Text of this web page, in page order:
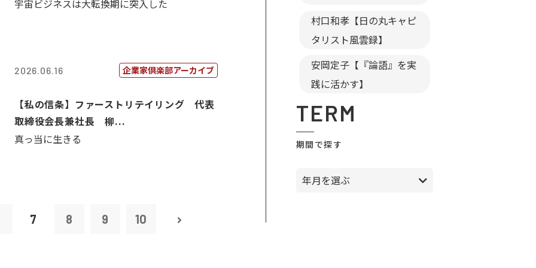
宇宙ビジネスは大転換期に突入した
2026.06.16 企業家倶楽部アーカイブ
【私の信条】ファーストリテイリング 代表
取締役会長兼社長 柳...
真っ当に生きる
7 8 9 10
村口和孝【日の丸キャピ
タリスト風雲録】
安岡定子【『論語』を実
践に活かす】
TERM
期間で探す
年月を選ぶ